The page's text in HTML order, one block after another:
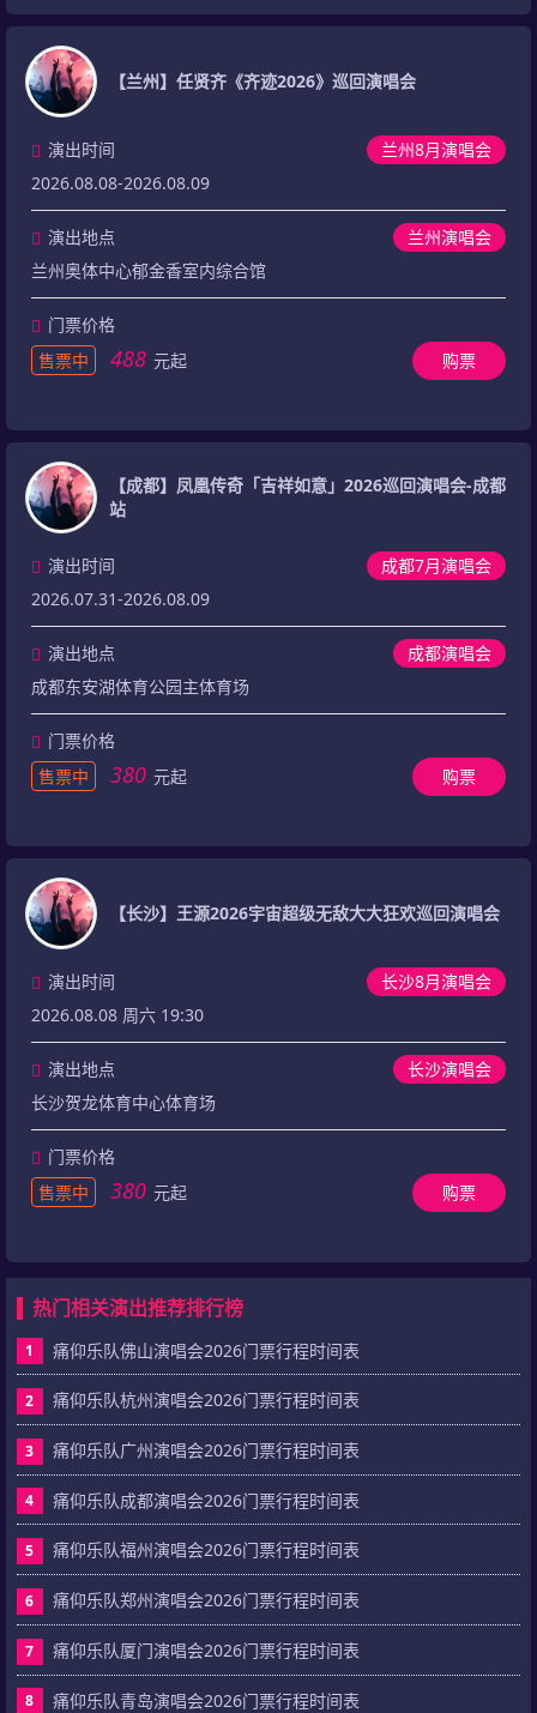
【兰州】任贤齐《齐迹2026》巡回演唱会
兰州8月演唱会
演出时间
2026.08.08-2026.08.09
演出地点
兰州演唱会
兰州奥体中心郁金香室内综合馆
门票价格
售票中
488 元起 购票
【成都】凤凰传奇「吉祥如意」2026巡回演唱会-成都
站
成都7月演唱会
演出时间
2026.07.31-2026.08.09
演出地点
成都演唱会
成都东安湖体育公园主体育场
门票价格
售票中
380 元起 购票
【长沙】王源2026宇宙超级无敌大大狂欢巡回演唱会
长沙8月演唱会
演出时间
2026.08.08 周六 19:30
演出地点
长沙演唱会
长沙贺龙体育中心体育场
门票价格
售票中
380 元起 购票
热门相关演出推荐排行榜
1 痛仰乐队佛山演唱会2026门票行程时间表
2 痛仰乐队杭州演唱会2026门票行程时间表
3 痛仰乐队广州演唱会2026门票行程时间表
4 痛仰乐队成都演唱会2026门票行程时间表
5 痛仰乐队福州演唱会2026门票行程时间表
6 痛仰乐队郑州演唱会2026门票行程时间表
7 痛仰乐队厦门演唱会2026门票行程时间表
8 痛仰乐队青岛演唱会2026门票行程时间表